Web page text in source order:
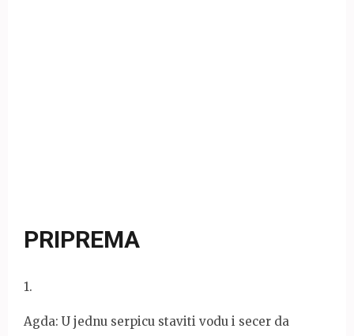
PRIPREMA
1.
Agda: U jednu serpicu staviti vodu i secer da